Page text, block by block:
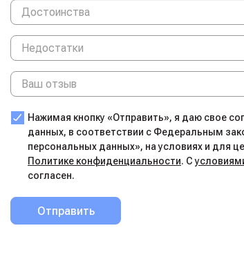
Нажимая кнопку «Отправить», я даю свое
данных, в соответствии с Федеральным
персональных данных», на условиях и для
Политике конфиденциальности. С
согласен.
Отправить